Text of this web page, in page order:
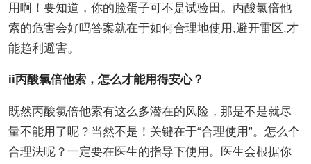
用啊！要知道，你的脸蛋子可不是试验田。丙酸氯倍他
索的危害会好吗答案就在于如何合理地使用,避开雷区,才
能趋利避害。
ii丙酸氯倍他索，怎么才能用得安心？
既然丙酸氯倍他索有这么多潜在的风险，那是不是就尽
量不能用了呢？当然不是！关键在于“合理使用”。怎么个
合理法呢？一定要在医生的指导下使用。医生会根据你